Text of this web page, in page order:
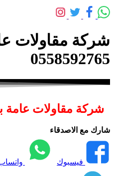
شركة مقاولات
0558592765
شركة مقاولات عامة
شارك مع الاصدقاء
فيسبوك